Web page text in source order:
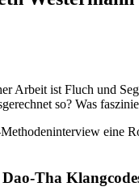
Arbeit ist Fluch und
so? Was
eine
Dao-Tha